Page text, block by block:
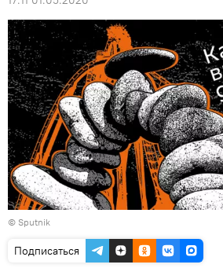
© Sputnik
Подписаться